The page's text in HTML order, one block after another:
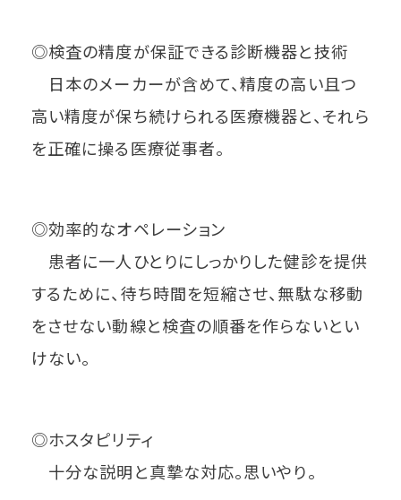
◎検査の精度が保証できる診断機器と技術
日本のメーカーが含めて、精度の高い且つ
高い精度が保ち続けられる医療機器と、それら
を正確に操る医療従事者。
◎効率的なオペレーション
患者に一人ひとりにしっかりした健診を提供
するために、待ち時間を短縮させ、無駄な移動
をさせない動線と検査の順番を作らないとい
けない。
◎ホスタピリティ
十分な説明と真摯な対応。思いやり。